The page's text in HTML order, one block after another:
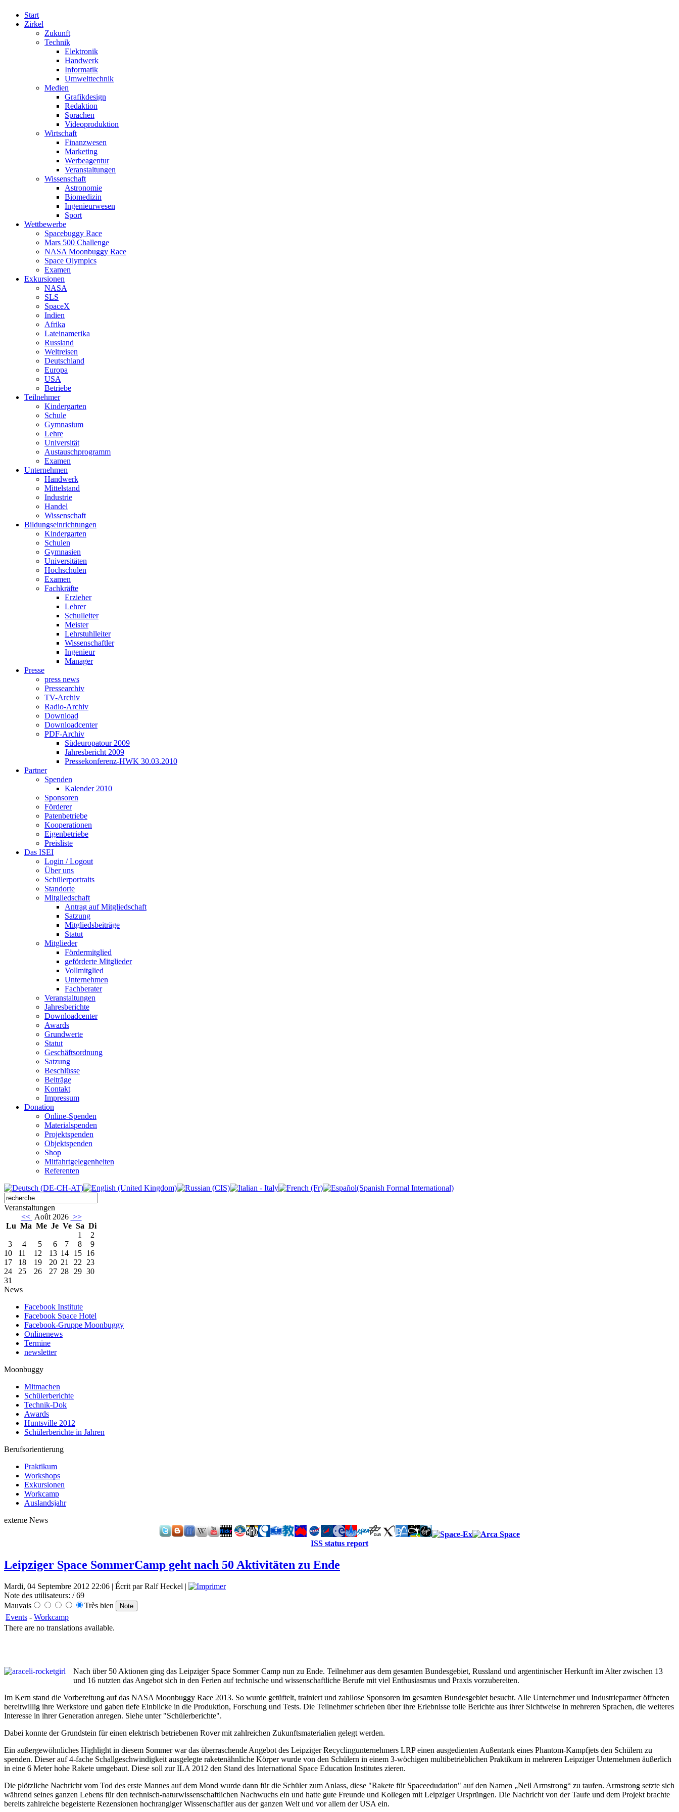
Start
Zirkel
Zukunft
Technik
Elektronik
Handwerk
Informatik
Umwelttechnik
Medien
Grafikdesign
Redaktion
Sprachen
Videoproduktion
Wirtschaft
Finanzwesen
Marketing
Werbeagentur
Veranstaltungen
Wissenschaft
Astronomie
Biomedizin
Ingenieurwesen
Sport
Wettbewerbe
Spacebuggy Race
Mars 500 Challenge
NASA Moonbuggy Race
Space Olympics
Examen
Exkursionen
NASA
SLS
SpaceX
Indien
Afrika
Lateinamerika
Russland
Weltreisen
Deutschland
Europa
USA
Betriebe
Teilnehmer
Kindergarten
Schule
Gymnasium
Lehre
Universität
Austauschprogramm
Examen
Unternehmen
Handwerk
Mittelstand
Industrie
Handel
Wissenschaft
Bildungseinrichtungen
Kindergarten
Schulen
Gymnasien
Universitäten
Hochschulen
Examen
Fachkräfte
Erzieher
Lehrer
Schulleiter
Meister
Lehrstuhlleiter
Wissenschaftler
Ingenieur
Manager
Presse
press news
Pressearchiv
TV-Archiv
Radio-Archiv
Download
Downloadcenter
PDF-Archiv
Südeuropatour 2009
Jahresbericht 2009
Pressekonferenz-HWK 30.03.2010
Partner
Spenden
Kalender 2010
Sponsoren
Förderer
Patenbetriebe
Kooperationen
Eigenbetriebe
Preisliste
Das ISEI
Login / Logout
Über uns
Schülerportraits
Standorte
Mitgliedschaft
Antrag auf Mitgliedschaft
Satzung
Mitgliedsbeiträge
Statut
Mitglieder
Fördermitglied
geförderte Mitglieder
Vollmitglied
Unternehmen
Fachberater
Veranstaltungen
Jahresberichte
Downloadcenter
Awards
Grundwerte
Statut
Geschäftsordnung
Satzung
Beschlüsse
Beiträge
Kontakt
Impressum
Donation
Online-Spenden
Materialspenden
Projektspenden
Objektspenden
Shop
Mitfahrtgelegenheiten
Referenten
Veranstaltungen
<< Août 2026 >>
Lu Ma Me Je Ve Sa Di
1
2
3
4 5 6 7 8
9
10
11 12 13 14 15 16
17
18 19 20 21 22 23
24
25 26 27 28 29 30
31
News
Facebook Institute
Facebook Space Hotel
Facebook-Gruppe Moonbuggy
Onlinenews
Termine
newsletter
Moonbuggy
Mitmachen
Schülerberichte
Technik-Dok
Awards
Huntsville 2012
Schülerberichte in Jahren
Berufsorientierung
Praktikum
Workshops
Exkursionen
Workcamp
Auslandsjahr
externe News
ISS status report
Leipziger Space SommerCamp geht nach 50 Aktivitäten zu Ende
Mardi, 04 Septembre 2012 22:06 | Écrit par Ralf Heckel |
Note des utilisateurs: / 69
Mauvais
Très bien
Events - Workcamp
There are no translations available.
Nach über 50 Aktionen ging das Leipziger Space Sommer Camp nun zu Ende. Teilnehmer aus dem gesamten Bundesgebiet, Russland und argentinischer Herkunft im Alter zwischen 13
und 16 nutzten das Angebot sich in den Ferien auf technische und wissenschaftliche Berufe mit viel Enthusiasmus und Praxis vorzubereiten.
Im Kern stand die Vorbereitung auf das NASA Moonbuggy Race 2013. So wurde getüftelt, trainiert und zahllose Sponsoren im gesamten Bundesgebiet besucht. Alle Unternehmer und Industriepartner öffneten
bereitwillig ihre Werkstore und gaben tiefe Einblicke in die Produktion, Forschung und Tests. Die Teilnehmer schrieben über ihre Erlebnisse tolle Berichte aus ihrer Sichtweise in mehreren Sprachen, die weiteres
Interesse in ihrer Generation anregen. Siehe unter "Schülerberichte".
Dabei konnte der Grundstein für einen elektrisch betriebenen Rover mit zahlreichen Zukunftsmaterialien gelegt werden.
Ein außergewöhnliches Highlight in diesem Sommer war das überraschende Angebot des Leipziger Recyclingunternehmers LRP einen ausgedienten Außentank eines Phantom-Kampfjets den Schülern zu
spenden. Dieser auf 4-fache Schallgeschwindigkeit ausgelegte raketenähnliche Körper wurde von den Schülern in einem 3-wöchigen multibetrieblichen Praktikum in mehreren Leipziger Unternehmen äußerlich
in eine 6 Meter hohe Rakete umgebaut. Diese soll zur ILA 2012 den Stand des International Space Education Institutes zieren.
Die plötzliche Nachricht vom Tod des erste Mannes auf dem Mond wurde dann für die Schüler zum Anlass, diese "Rakete für Spaceedudation" auf den Namen „Neil Armstrong“ zu taufen. Armstrong setzte sich
während seines ganzen Lebens für den technisch-naturwissenschaftlichen Nachwuchs ein und hatte gute Freunde und Kollegen mit Leipziger Ursprüngen. Die Nachricht von der Taufe und dem Projekt brachte
bereits zahlreiche begeisterte Rezensionen hochrangiger Wissenschaftler aus der ganzen Welt und vor allem der USA ein.